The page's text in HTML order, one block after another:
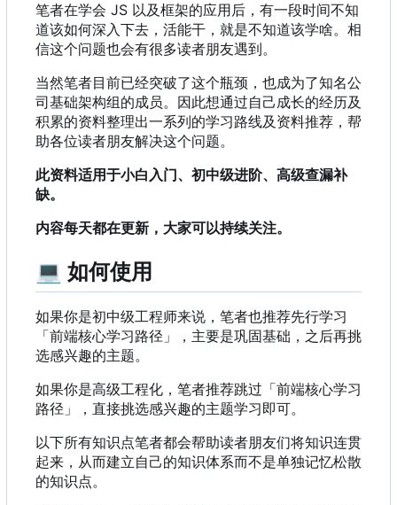
笔者在学会 JS 以及框架的应用后，有一段时间不知
道该如何深入下去，活能干，就是不知道该学啥。相
信这个问题也会有很多读者朋友遇到。
当然笔者目前已经突破了这个瓶颈，也成为了知名公
司基础架构组的成员。因此想通过自己成长的经历及
积累的资料整理出一系列的学习路线及资料推荐，帮
助各位读者朋友解决这个问题。
此资料适用于小白入门、初中级进阶、高级查漏补
缺。
内容每天都在更新，大家可以持续关注。
💻 如何使用
如果你是初中级工程师来说，笔者也推荐先行学习
「前端核心学习路径」，主要是巩固基础，之后再挑
选感兴趣的主题。
如果你是高级工程化，笔者推荐跳过「前端核心学习
路径」，直接挑选感兴趣的主题学习即可。
以下所有知识点笔者都会帮助读者朋友们将知识连贯
起来，从而建立自己的知识体系而不是单独记忆松散
的知识点。